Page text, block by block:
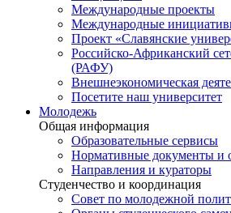
Международные проекты
Международные
Проект «Славянские
Российско-Африканский
(РАФУ)
Внешнеэкономическая
Посетите наш университет
Молодежь
Общая информация
Образовательные сервисы
Нормативные документы и
Направления и кураторы
Студенчество и координация
Совет по молодежной